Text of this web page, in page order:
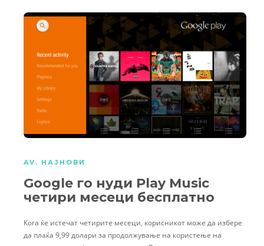
AV , НАЈНОВИ
Google го нуди Play Music
четири месеци бесплатно
Кога ќе истечат четирите месеци, корисникот може да избере
да плаќа 9,99 долари за продолжување на користење на